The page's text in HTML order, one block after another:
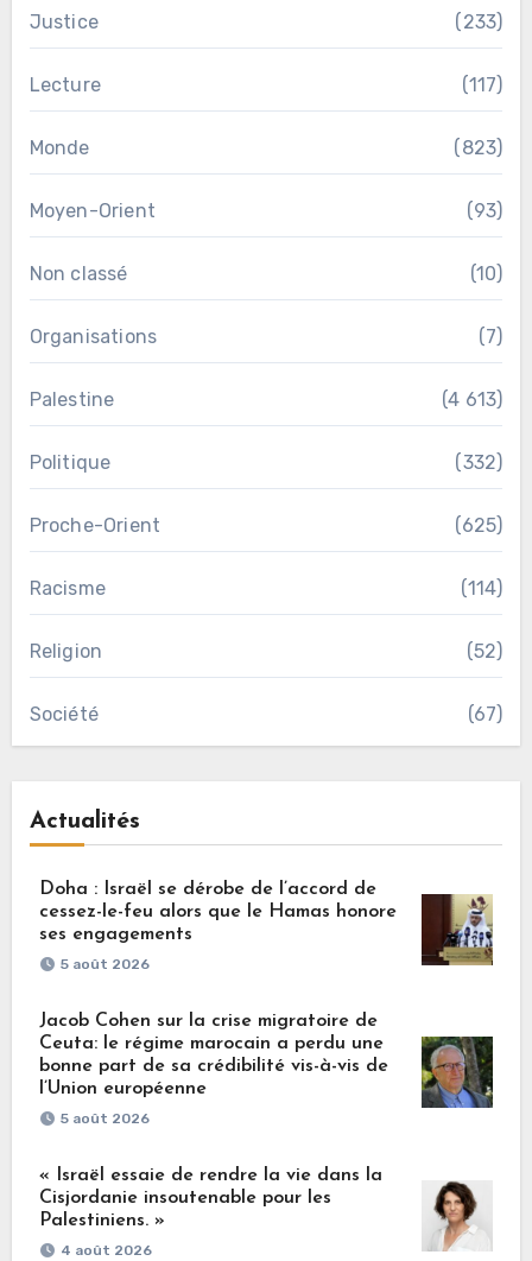
Justice (233)
Lecture (117)
Monde (823)
Moyen-Orient (93)
Non classé (10)
Organisations (7)
Palestine (4 613)
Politique (332)
Proche-Orient (625)
Racisme (114)
Religion (52)
Société (67)
Actualités
Doha : Israël se dérobe de l’accord de
cessez-le-feu alors que le Hamas honore
ses engagements
5 août 2026
Jacob Cohen sur la crise migratoire de
Ceuta: le régime marocain a perdu une
bonne part de sa crédibilité vis-à-vis de
l’Union européenne
5 août 2026
« Israël essaie de rendre la vie dans la
Cisjordanie insoutenable pour les
Palestiniens. »
4 août 2026